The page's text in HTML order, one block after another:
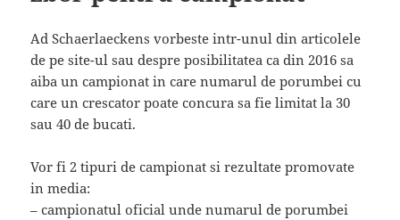
Ad Schaerlaeckens vorbeste intr-unul din articolele
de pe site-ul sau despre posibilitatea ca din 2016 sa
aiba un campionat in care numarul de porumbei cu
care un crescator poate concura sa fie limitat la 30
sau 40 de bucati.
Vor fi 2 tipuri de campionat si rezultate promovate
in media:
– campionatul oficial unde numarul de porumbei